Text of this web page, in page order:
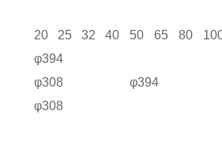
20 25 32 40 50 65 80
φ394
φ308
φ394
φ308